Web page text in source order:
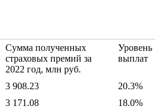
Сумма полученных
страховых премий за
2022 год, млн руб.
Уровень
выплат
3 908.23
20.3%
3 171.08 18.0%